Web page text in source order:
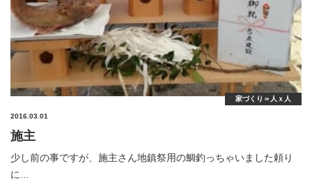
2016.03.01
家づくり＝人ｘ人
施主
少し前の事ですが、施主さん地鎮祭用の鯛釣っちゃいました頼り
に...